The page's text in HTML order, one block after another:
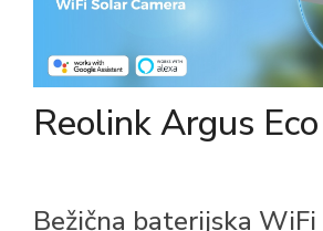
Reolink Argus
Bežična baterijska WiFi